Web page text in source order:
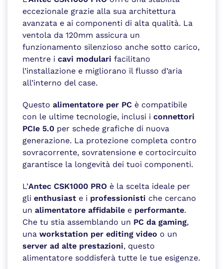
eccezionale grazie alla sua architettura
avanzata e ai componenti di alta qualità. La
ventola da 120mm assicura un
funzionamento silenzioso anche sotto carico,
mentre i cavi modulari facilitano
l’installazione e migliorano il flusso d’aria
all’interno del case.
Questo alimentatore per PC è compatibile
con le ultime tecnologie, inclusi i connettori
PCIe 5.0 per schede grafiche di nuova
generazione. La protezione completa contro
sovracorrente, sovratensione e cortocircuito
garantisce la longevità dei tuoi componenti.
L’Antec CSK1000 PRO è la scelta ideale per
gli enthusiast e i professionisti che cercano
un alimentatore affidabile e performante.
Che tu stia assemblando un PC da gaming,
una workstation per editing video o un
server ad alte prestazioni, questo
alimentatore soddisferà tutte le tue esigenze.